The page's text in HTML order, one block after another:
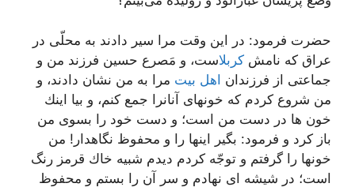
حضرت فرمود: در این وقت مرا سیر دادند به محلّى در
عراق كه نامش كربلاست، و مَصرع حسین فرزند من و
جماعتى از فرزندان اهل بیت مرا به من نشان دادند، و
من شروع كردم كه خونهاى آنانرا جمع كنم، و بیا اینك
خون ها در دست من است؛ و دست خود را بسوى من
باز كرد و فرمود: بگیر اینها را و محفوظ نگاهدار! من
خونها را گرفتم و توجّه كردم دیدم شبیه خاك قرمز رنگ
است؛ در شیشه اى نهادم و سر آن را بستم و محفوظ